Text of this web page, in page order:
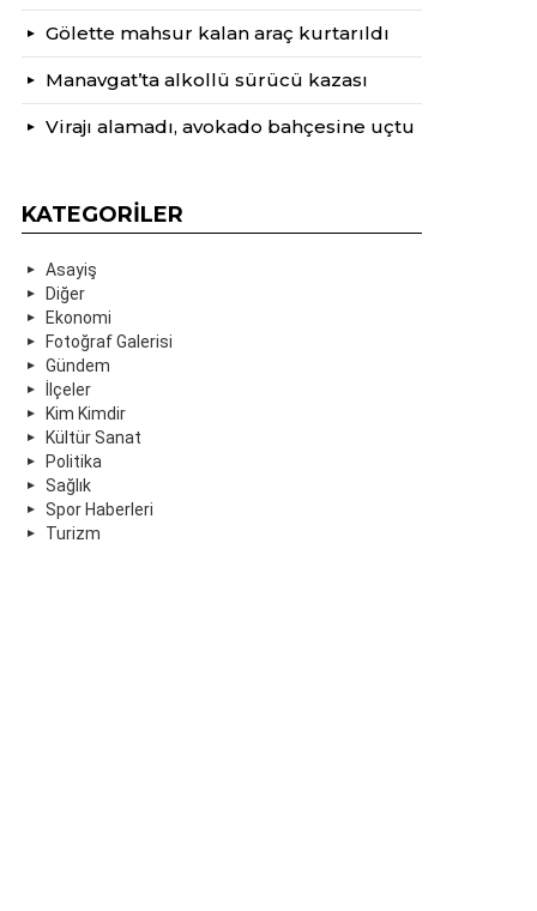
Gölette mahsur kalan araç kurtarıldı
Manavgat’ta alkollü sürücü kazası
Virajı alamadı, avokado bahçesine uçtu
KATEGORILER
Asayiş
Diğer
Ekonomi
Fotoğraf Galerisi
Gündem
İlçeler
Kim Kimdir
Kültür Sanat
Politika
Sağlık
Spor Haberleri
Turizm